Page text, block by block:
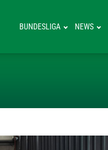
BUNDESLIGA NEWS